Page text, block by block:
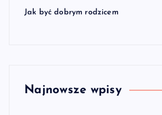
Jak być dobrym rodzicem
Najnowsze wpisy